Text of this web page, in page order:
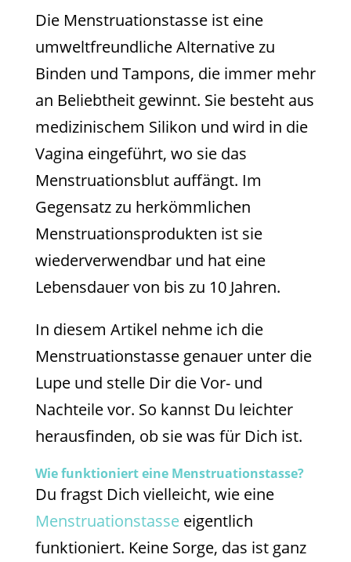
Die Menstruationstasse ist eine
umweltfreundliche Alternative zu
Binden und Tampons, die immer mehr
an Beliebtheit gewinnt. Sie besteht aus
medizinischem Silikon und wird in die
Vagina eingeführt, wo sie das
Menstruationsblut auffängt. Im
Gegensatz zu herkömmlichen
Menstruationsprodukten ist sie
wiederverwendbar und hat eine
Lebensdauer von bis zu 10 Jahren.
In diesem Artikel nehme ich die
Menstruationstasse genauer unter die
Lupe und stelle Dir die Vor- und
Nachteile vor. So kannst Du leichter
herausfinden, ob sie was für Dich ist.
Wie funktioniert eine Menstruationstasse?
Du fragst Dich vielleicht, wie eine
Menstruationstasseeigentlich
funktioniert. Keine Sorge, das ist ganz